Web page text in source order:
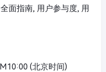
面指南, 用户参与度, 用
(北京时间)